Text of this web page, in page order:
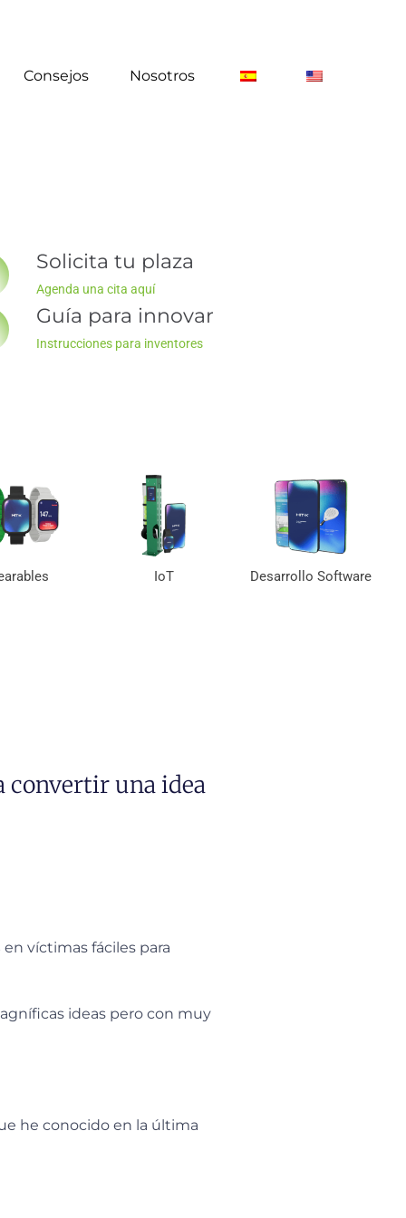
Consejos Nosotros
Solicita tu plaza
Agenda una cita aquí
Guía para innovar
Instrucciones para inventores
IoT Desarrollo Software
convertir una idea
en víctimas fáciles para
ideas pero con muy
he conocido en la última